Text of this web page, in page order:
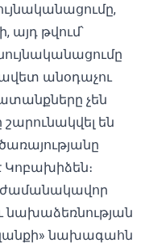
թվում՝
անօդաչու
չեն
են
Կոբախիձեն։
ժամանակավոր
նախաձեռնության
նախագահն